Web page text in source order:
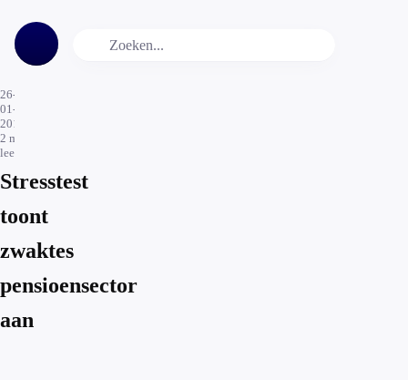
26-
01-
2016
2 min.
leestijd
Stresstest
toont
zwaktes
pensioensector
aan